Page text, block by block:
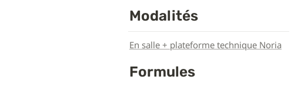
Modalités
En salle + plateforme technique Noria
Formules